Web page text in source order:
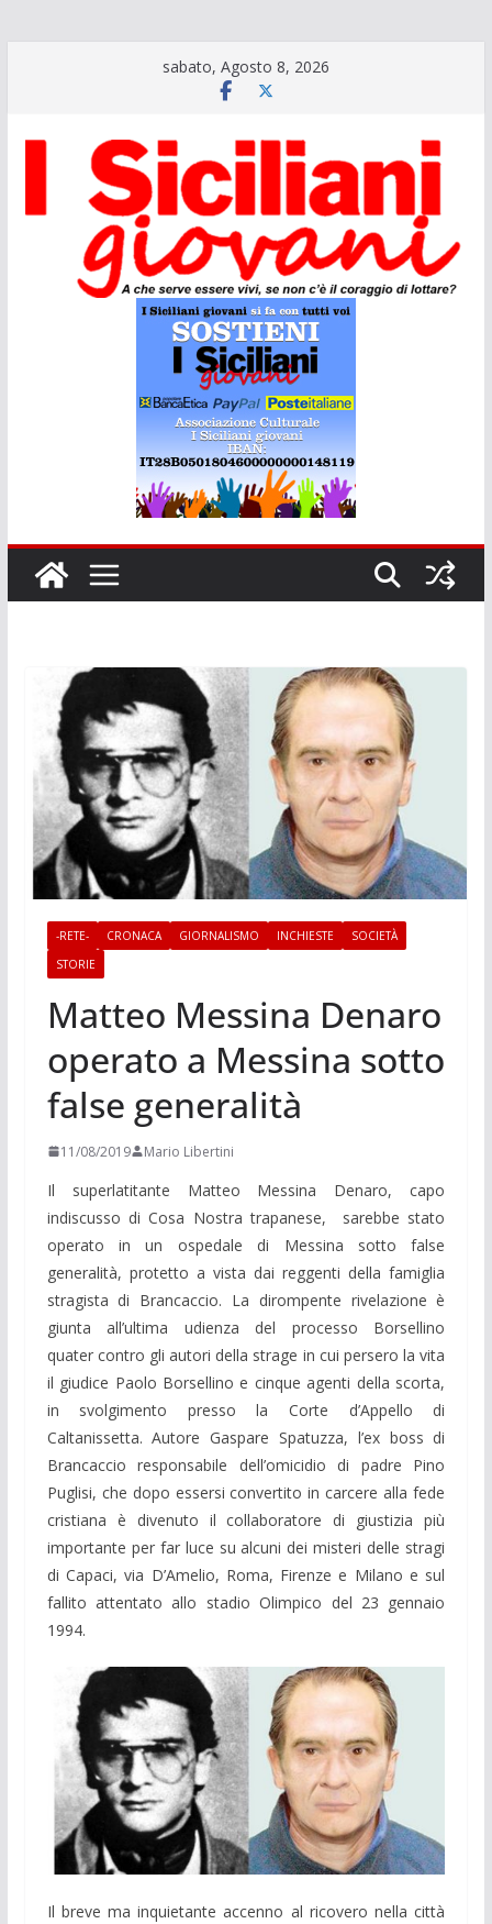
sabato, Agosto 8, 2026
-RETE- CRONACA GIORNALISMO INCHIESTE
SOCIETÀ
STORIE
Matteo Messina Denaro
operato a Messina sotto
false generalità
11/08/2019 Mario Libertini
Il superlatitante Matteo Messina Denaro, capo
indiscusso di Cosa Nostra trapanese, sarebbe stato
operato in un ospedale di Messina sotto false
generalità, protetto a vista dai reggenti della famiglia
stragista di Brancaccio. La dirompente rivelazione è
giunta all’ultima udienza del processo Borsellino
quater contro gli autori della strage in cui persero la vita
il giudice Paolo Borsellino e cinque agenti della scorta,
in svolgimento presso la Corte d’Appello di
Caltanissetta. Autore Gaspare Spatuzza, l’ex boss di
Brancaccio responsabile dell’omicidio di padre Pino
Puglisi, che dopo essersi convertito in carcere alla fede
cristiana è divenuto il collaboratore di giustizia più
importante per far luce su alcuni dei misteri delle stragi
di Capaci, via D’Amelio, Roma, Firenze e Milano e sul
fallito attentato allo stadio Olimpico del 23 gennaio
1994.
Il breve ma inquietante accenno al ricovero nella città